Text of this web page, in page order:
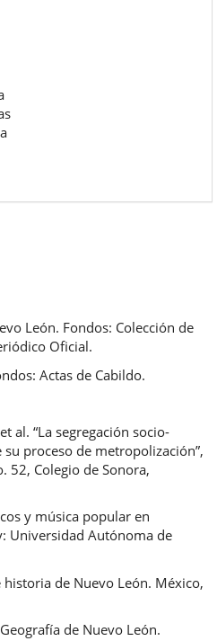
León. Fondos: Colección de
Oficial.
Actas de Cabildo.
al. “La segregación socio-
proceso de metropolización”,
52, Colegio de Sonora,
y música popular en
Universidad Autónoma de
historia de Nuevo León. México,
de Nuevo León.